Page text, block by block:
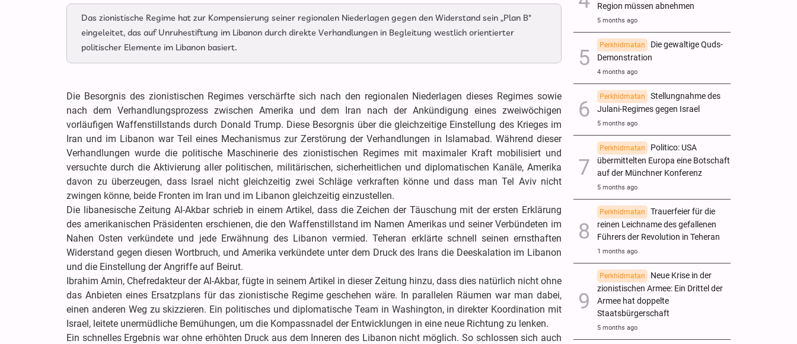
Das zionistische Regime hat zur Kompensierung seiner regionalen Niederlagen gegen den Widerstand sein „Plan B"
eingeleitet, das auf Unruhestiftung im Libanon durch direkte Verhandlungen in Begleitung westlich orientierter
politischer Elemente im Libanon basiert.
Die Besorgnis des zionistischen Regimes verschärfte sich nach den regionalen Niederlagen dieses Regimes sowie
nach dem Verhandlungsprozess zwischen Amerika und dem Iran nach der Ankündigung eines zweiwöchigen
vorläufigen Waffenstillstands durch Donald Trump. Diese Besorgnis über die gleichzeitige Einstellung des Krieges im
Iran und im Libanon war Teil eines Mechanismus zur Zerstörung der Verhandlungen in Islamabad. Während dieser
Verhandlungen wurde die politische Maschinerie des zionistischen Regimes mit maximaler Kraft mobilisiert und
versuchte durch die Aktivierung aller politischen, militärischen, sicherheitlichen und diplomatischen Kanäle, Amerika
davon zu überzeugen, dass Israel nicht gleichzeitig zwei Schläge verkraften könne und dass man Tel Aviv nicht
zwingen könne, beide Fronten im Iran und im Libanon gleichzeitig einzustellen.
Die libanesische Zeitung Al-Akbar schrieb in einem Artikel, dass die Zeichen der Täuschung mit der ersten Erklärung
des amerikanischen Präsidenten erschienen, die den Waffenstillstand im Namen Amerikas und seiner Verbündeten im
Nahen Osten verkündete und jede Erwähnung des Libanon vermied. Teheran erklärte schnell seinen ernsthaften
Widerstand gegen diesen Wortbruch, und Amerika verkündete unter dem Druck des Irans die Deeskalation im Libanon
und die Einstellung der Angriffe auf Beirut.
Ibrahim Amin, Chefredakteur der Al-Akbar, fügte in seinem Artikel in dieser Zeitung hinzu, dass dies natürlich nicht ohne
das Anbieten eines Ersatzplans für das zionistische Regime geschehen wäre. In parallelen Räumen war man dabei,
einen anderen Weg zu skizzieren. Ein politisches und diplomatische Team in Washington, in direkter Koordination mit
Israel, leitete unermüdliche Bemühungen, um die Kompassnadel der Entwicklungen in eine neue Richtung zu lenken.
Ein schnelles Ergebnis war ohne erhöhten Druck aus dem Inneren des Libanon nicht möglich. So schlossen sich auch
Region müssen abnehmen
5 months ago
Perkhidmatan
Die gewaltige Quds-
Demonstration
4 months ago
Perkhidmatan
Stellungnahme des
Julani-Regimes gegen Israel
5 months ago
Perkhidmatan
Politico: USA
übermittelten Europa eine Botschaft
auf der Münchner Konferenz
5 months ago
Perkhidmatan
Trauerfeier für die
reinen Leichname des gefallenen
Führers der Revolution in Teheran
1 months ago
Perkhidmatan
Neue Krise in der
zionistischen Armee: Ein Drittel der
Armee hat doppelte
Staatsbürgerschaft
5 months ago